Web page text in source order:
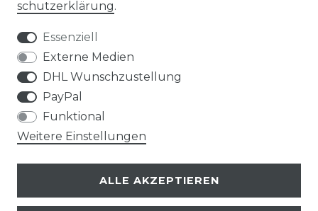
AGB
info@taschen-tony.de
schutz­erklärung.
Essenziell
Externe Medien
DHL Wunschzustellung
PayPal
Funktional
Weitere Einstellungen
ALLE AKZEPTIEREN